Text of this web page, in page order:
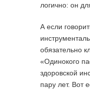
логично: он
А если
обязательно
«Одинокого
здоровской
пару лет. Вот